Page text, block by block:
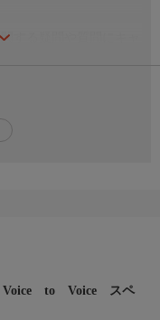
する疑問や質問にキャ
問にお答えし、世界と
えます。
Voice to Voice スペ